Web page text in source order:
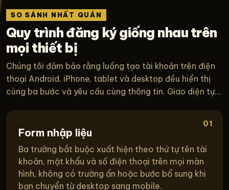
SO SÁNH NHẤT QUÁN
Quy trình đăng ký giống nhau trên
mọi thiết bị
Chúng tôi đảm bảo rằng luồng tạo tài khoản trên điện
thoại Android, iPhone, tablet và desktop đều hiển thị
cùng ba bước và yêu cầu cùng thông tin. Giao diện tự...
01
Form nhập liệu
Ba trường bắt buộc xuất hiện theo thứ tự tên tài
khoản, mật khẩu và số điện thoại trên mọi màn
hình, không có trường ẩn hoặc bước bổ sung khi
bạn chuyển từ desktop sang mobile.